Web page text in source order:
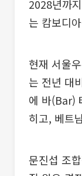
2028년까
는 캄보디
현재 서울
는 전년 대
에 바(Bar)
히고, 베트
문진섭 조